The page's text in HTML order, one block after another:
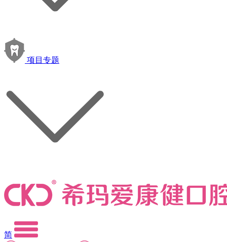
项目专题
简